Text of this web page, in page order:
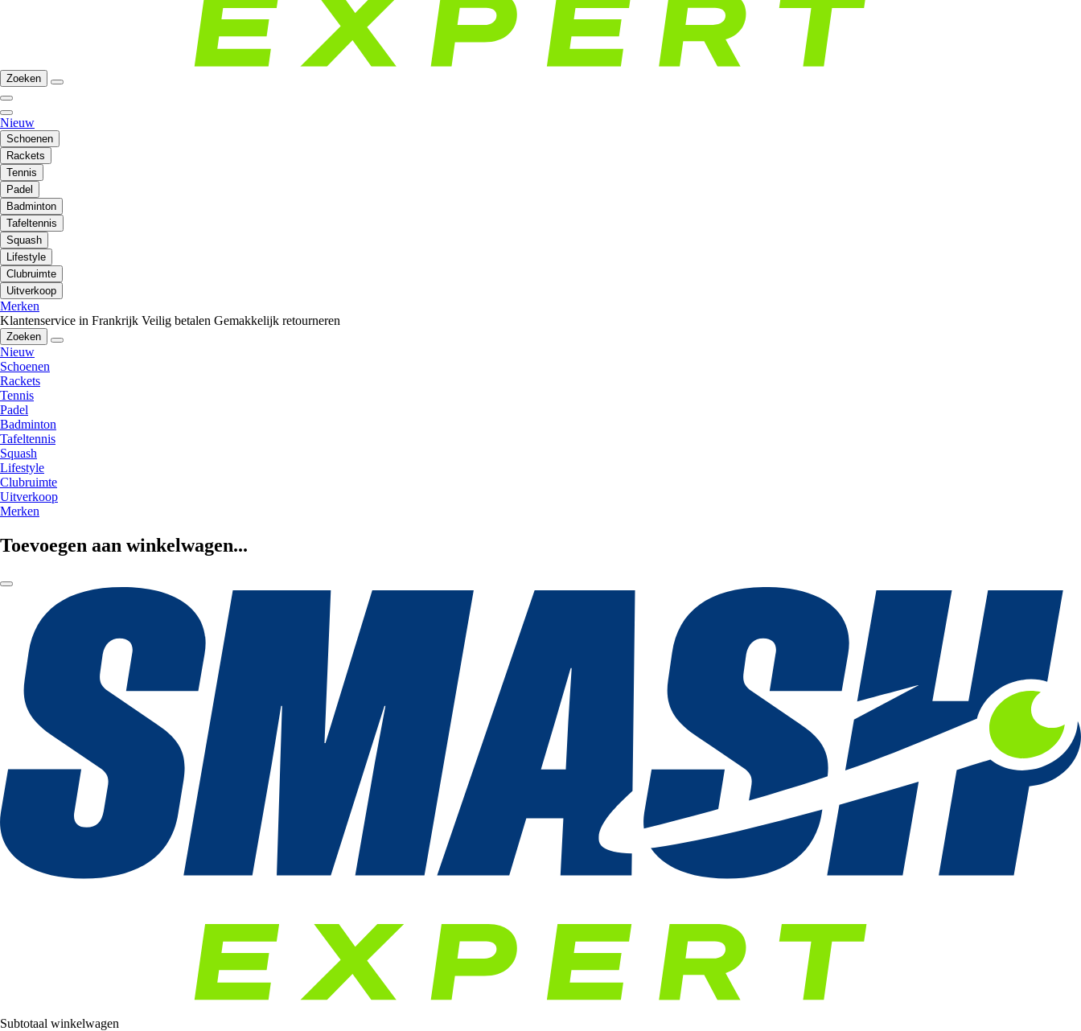
Zoeken
Nieuw
Schoenen
Rackets
Tennis
Padel
Badminton
Tafeltennis
Squash
Lifestyle
Clubruimte
Uitverkoop
Merken
Klantenservice in Frankrijk Veilig betalen Gemakkelijk retourneren
Zoeken
Nieuw
Schoenen
Rackets
Tennis
Padel
Badminton
Tafeltennis
Squash
Lifestyle
Clubruimte
Uitverkoop
Merken
Toevoegen aan winkelwagen...
Subtotaal winkelwagen